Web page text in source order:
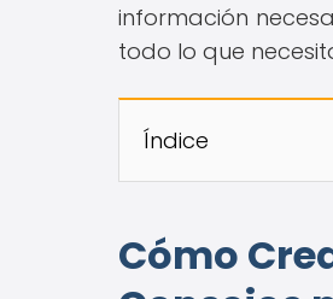
información
todo lo que
Índice
Cómo